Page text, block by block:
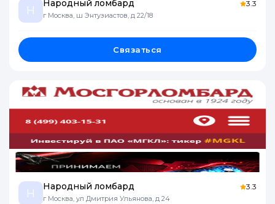
Н
Народный ломбард
г Москва, ш Энтузиастов, д 22/18
3.3
Связаться
Н
Народный ломбард
г Москва, ул Дмитрия Ульянова, д 24
3.3